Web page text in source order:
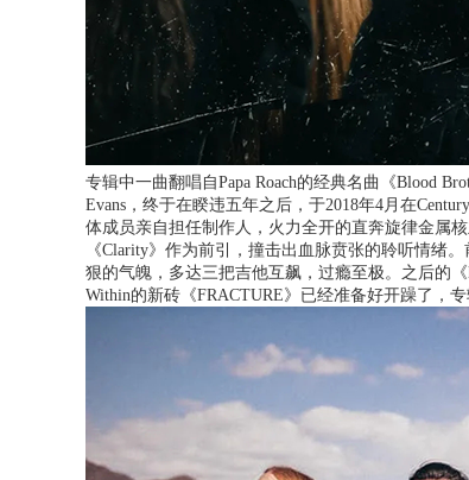
专辑中一曲翻唱自Papa Roach的经典名曲《Blood
Evans，终于在睽违五年之后，于2018年4月在
体成员亲自担任制作人，火力全开的直奔旋律金属
《Clarity》作为前引，撞击出血脉贲张的聆听情绪
狠的气魄，多达三把吉他互飙，过瘾至极。之后的
Within的新砖《FRACTURE》已经准备好开躁了，专